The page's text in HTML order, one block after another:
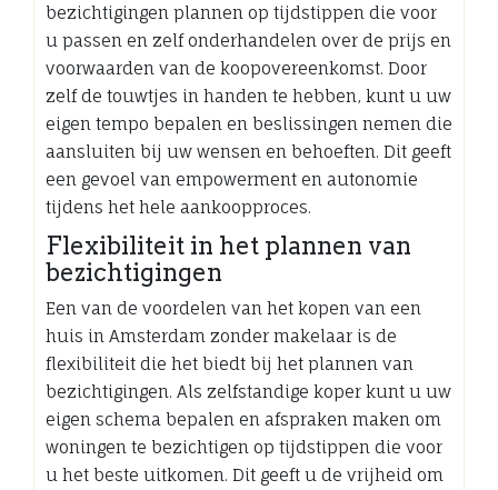
bezichtigingen plannen op tijdstippen die voor
u passen en zelf onderhandelen over de prijs en
voorwaarden van de koopovereenkomst. Door
zelf de touwtjes in handen te hebben, kunt u uw
eigen tempo bepalen en beslissingen nemen die
aansluiten bij uw wensen en behoeften. Dit geeft
een gevoel van empowerment en autonomie
tijdens het hele aankoopproces.
Flexibiliteit in het plannen van
bezichtigingen
Een van de voordelen van het kopen van een
huis in Amsterdam zonder makelaar is de
flexibiliteit die het biedt bij het plannen van
bezichtigingen. Als zelfstandige koper kunt u uw
eigen schema bepalen en afspraken maken om
woningen te bezichtigen op tijdstippen die voor
u het beste uitkomen. Dit geeft u de vrijheid om